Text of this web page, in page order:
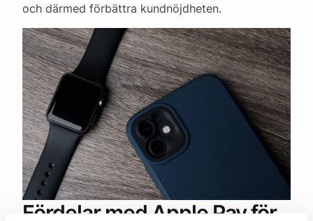
och därmed förbättra kundnöjdheten.
Fördelar med Apple Pay för